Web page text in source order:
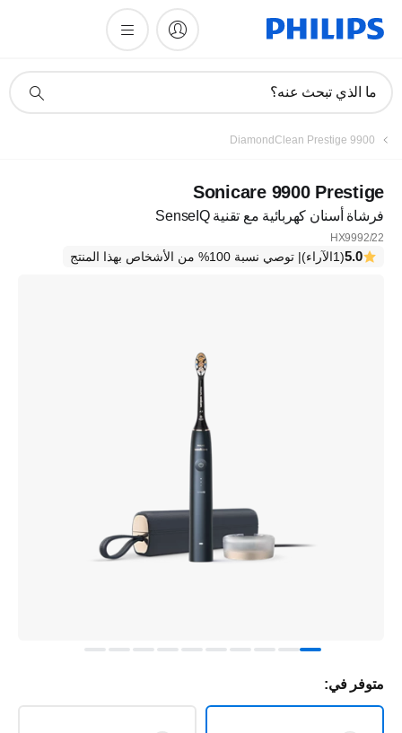
دعم
ما الذي تبحث عنه؟
DiamondClean Prestige 9900
Sonicare 9900 Prestige
فرشاة أسنان كهربائية مع تقنية SenseIQ
HX9992/22
5.0(1الآراء) | توصي نسبة 100% من الأشخاص بهذا المنتج
متوفر في: